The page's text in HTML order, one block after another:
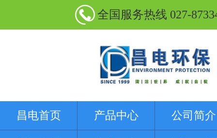
全国服务热线 027-
昌电首页 产品中心 公司简介